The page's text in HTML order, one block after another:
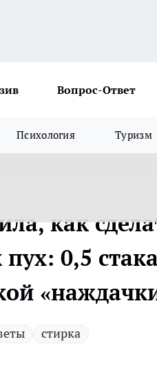
Вопрос-Ответ
Психология Туризм
как
0,5
стирка